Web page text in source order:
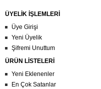
ÜYELİK İŞLEMLERİ
Üye Girişi
Yeni Üyelik
Şifremi Unuttum
ÜRÜN LİSTELERİ
Yeni Eklenenler
En Çok Satanlar